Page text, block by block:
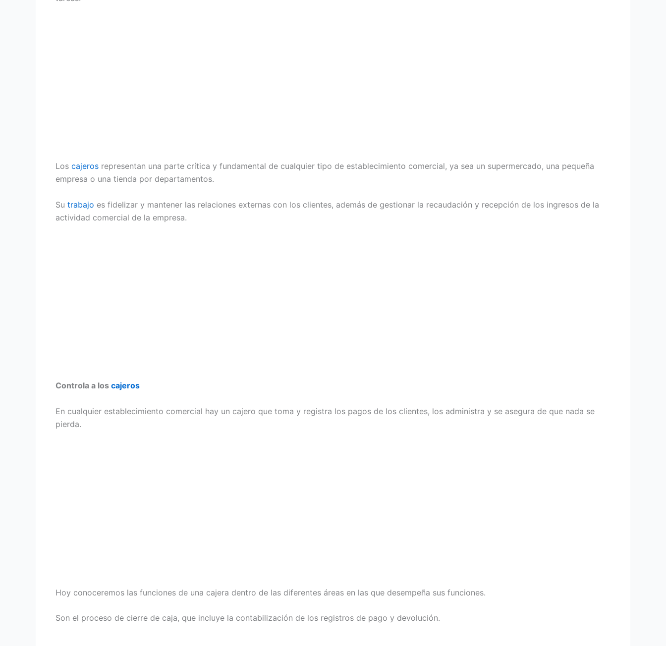
Los cajeros representan una parte crítica y fundamental de cualquier tipo de establecimiento comercial, ya sea un supermercado, una pequeña
empresa o una tienda por departamentos.
Su trabajo es fidelizar y mantener las relaciones externas con los clientes, además de gestionar la recaudación y recepción de los ingresos de la
actividad comercial de la empresa.
Controla a los cajeros
En cualquier establecimiento comercial hay un cajero que toma y registra los pagos de los clientes, los administra y se asegura de que nada se
pierda.
Hoy conoceremos las funciones de una cajera dentro de las diferentes áreas en las que desempeña sus funciones.
Son el proceso de cierre de caja, que incluye la contabilización de los registros de pago y devolución.